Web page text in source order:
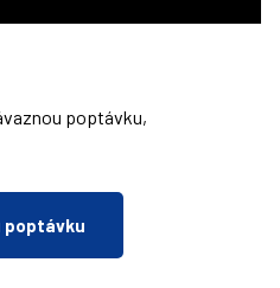
poptávku,
poptávku